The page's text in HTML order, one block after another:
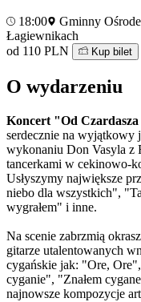
18:00
Gminny
Łagiewnikach
od 110 PLN
Kup bilet
O wydarzeniu
Koncert "Od
serdecznie na wyjątkowy
wykonaniu Don Vasyla z
tancerkami w cekinowo-
Usłyszymy największe
niebo dla wszystkich",
wygrałem" i inne.
Na scenie zabrzmią
gitarze utalentowanych
cygańskie jak: "Ore,
cyganie", "Znałem
najnowsze kompozycje